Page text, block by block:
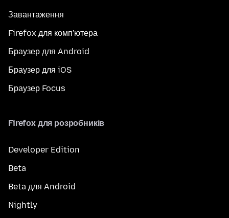
Завантаження
Firefox для комп'ютера
Браузер для Android
Браузер для iOS
Браузер Focus
Firefox для розробників
Developer Edition
Beta
Beta для Android
Nightly